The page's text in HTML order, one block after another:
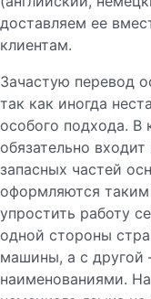
доставляем ее
клиентам.
Зачастую перевод
так как иногда
особого подхода. В
обязательно входит
запасных частей
оформляются
упростить работу
одной стороны
машины, а с другой
наименованиями.